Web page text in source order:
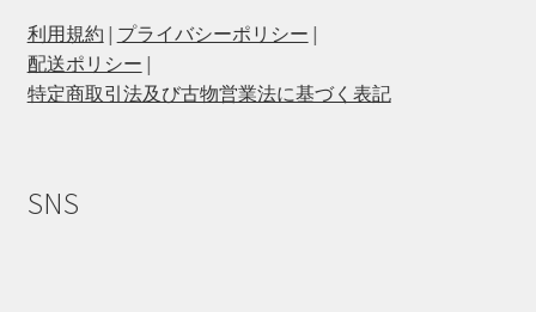
利用規約 | プライバシーポリシー |
配送ポリシー |
特定商取引法及び古物営業法に基づく表記
SNS